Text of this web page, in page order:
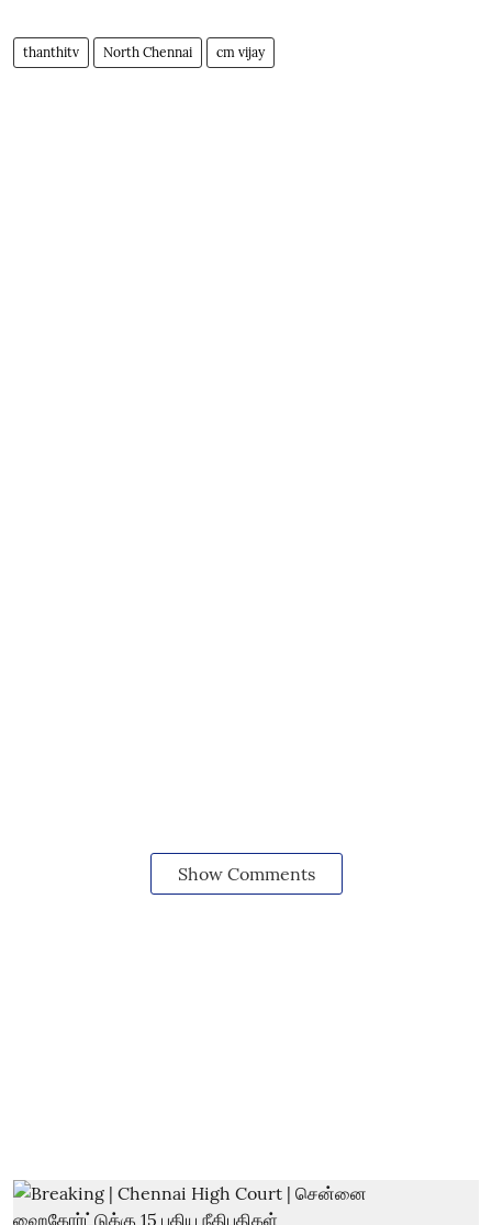
thanthitv North Chennai cm vijay
Show Comments